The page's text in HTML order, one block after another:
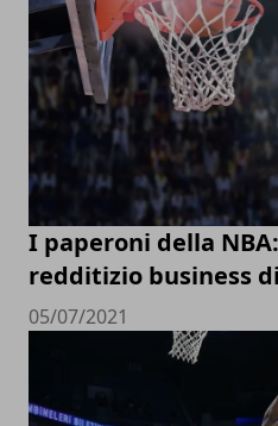
I paperoni della
redditizio business
05/07/2021